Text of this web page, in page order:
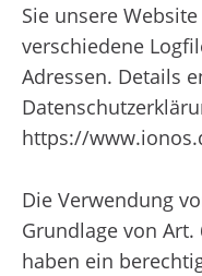
Sie unsere
verschiedene
Adressen. Details
https://
Die Verwendung
Grundlage von Art.
haben ein